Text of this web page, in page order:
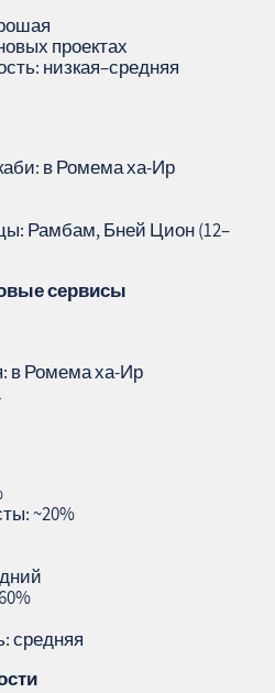
проектах
низкая–средняя
в Ромема ха‑Ир
Рамбам, Бней Цион (12–
сервисы
в Ромема ха‑Ир
~20%
средняя